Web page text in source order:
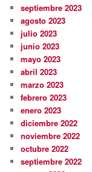
septiembre 2023
agosto 2023
julio 2023
junio 2023
mayo 2023
abril 2023
marzo 2023
febrero 2023
enero 2023
diciembre 2022
noviembre 2022
octubre 2022
septiembre 2022